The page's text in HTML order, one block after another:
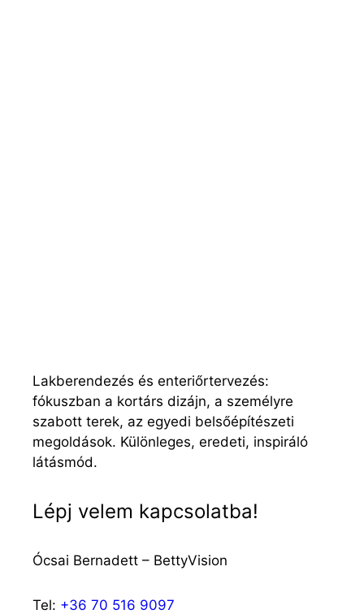
Lakberendezés és enteriőrtervezés:
fókuszban a kortárs dizájn, a személyre
szabott terek, az egyedi belsőépítészeti
megoldások. Különleges, eredeti, inspiráló
látásmód.
Lépj velem kapcsolatba!
Ócsai Bernadett – BettyVision
Tel: +36 70 516 9097